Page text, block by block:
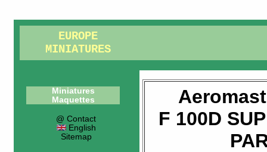
EUROPE
MINIATURES
Miniatures
Maquettes
@ Contact
English
Sitemap
F 100D